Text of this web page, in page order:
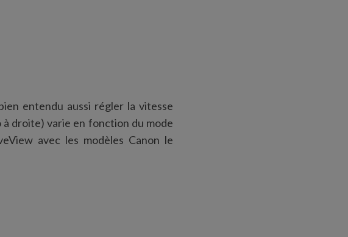
entendu aussi régler la vitesse
droite) varie en fonction du mode
avec les modèles Canon le